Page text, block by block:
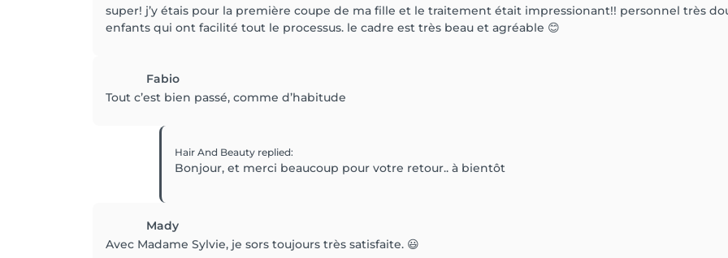
super! j’y étais pour la première coupe de ma fille et le traitement était impressionant!! personnel très
enfants qui ont facilité tout le processus. le cadre est très beau et agréable 😊
Fabio
Tout c’est bien passé, comme d’habitude
Hair And Beauty replied:
Bonjour, et merci beaucoup pour votre retour.. à bientôt
Mady
Avec Madame Sylvie, je sors toujours très satisfaite. 😃